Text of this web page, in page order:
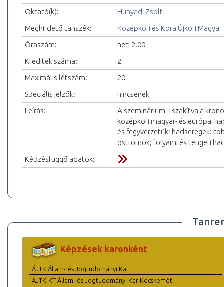
Oktató(k):
Hunyadi Zsolt
Meghirdető tanszék:
Középkori és Kora Újkori
Óraszám:
heti 2.00
Kreditek száma:
2
Maximális létszám:
20
Speciális jelzők:
nincsenek
Leírás:
A szeminárium – szakítva a
középkori magyar- és európai
és fegyverzetük; hadseregek:
ostromok; folyami és tengeri
Képzésfüggő adatok:
Képzések karonként
ÁJTK Állam- és Jogtudományi Kar
ÁJTK-KT Állam- és Jogtudományi Kar Kecskemét